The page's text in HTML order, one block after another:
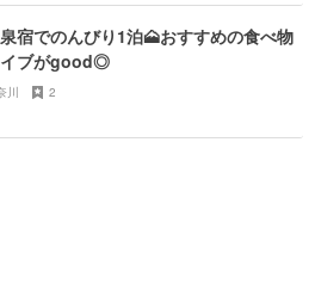
宿でのんびり1泊🗻おすすめの食べ物
イブがgood◎
川 2